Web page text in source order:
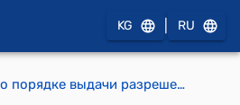
KG RU
Положение о порядке выдачи разрешений на распространение наружной рекламы на территории города Бишкек (утверждено постановлением мэрии г.Бишкек от 10 марта 2006 года №182)